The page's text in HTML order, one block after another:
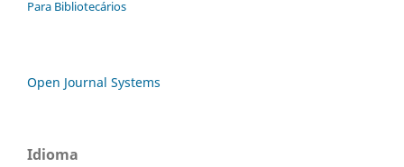
Para Bibliotecários
Open Journal Systems
Idioma